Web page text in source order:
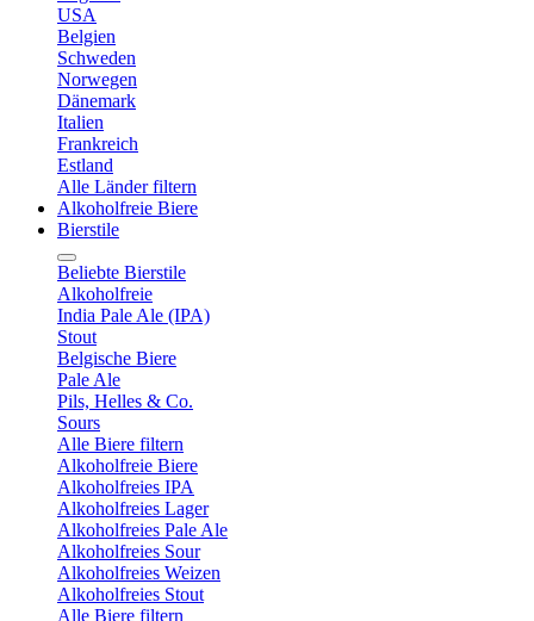
USA
Belgien
Schweden
Norwegen
Dänemark
Italien
Frankreich
Estland
Alle Länder filtern
Alkoholfreie Biere
Bierstile
Beliebte Bierstile
Alkoholfreie
India Pale Ale (IPA)
Stout
Belgische Biere
Pale Ale
Pils, Helles & Co.
Sours
Alle Biere filtern
Alkoholfreie Biere
Alkoholfreies IPA
Alkoholfreies Lager
Alkoholfreies Pale Ale
Alkoholfreies Sour
Alkoholfreies Weizen
Alkoholfreies Stout
Alle Biere filtern